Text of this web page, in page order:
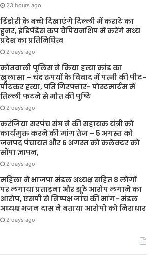
23 hours ago
डिंडोरी के बच्चे दिखाएंगे दिल्ली में कराटे का
हुनर, इंडिपेंडेंस कप चैंपियनशिप में करेंगे मध्य
प्रदेश का प्रतिनिधित्व
2 days ago
कोतवाली पुलिस ने किया हत्या कांड का
खुलासा – चंद रुपयों के विवाद में पत्नी की पीट-
पीटकर हत्या, पति गिरफ्तार- पोस्टमार्टम में
तिल्ली फटने से मौत की पुष्टि
2 days ago
करंजिया सरपंच संघ ने की सहायक यंत्री को
कार्यमुक्त करने की मांग तेज – 5 अगस्त को
जनपद पंचायत और 6 अगस्त को कलेक्टर को
सौंपा ज्ञापन,
2 days ago
महिला ने भाजपा मंडल अध्यक्ष सहित 8 लोगों
पर लगाया प्रताड़ना और झूठे आरोप लगाने का
आरोप, एसपी से निष्पक्ष जांच की मांग- मंडल
अध्यक्ष भजन दास ने बताया आरोपो को निराधार
2 days ago